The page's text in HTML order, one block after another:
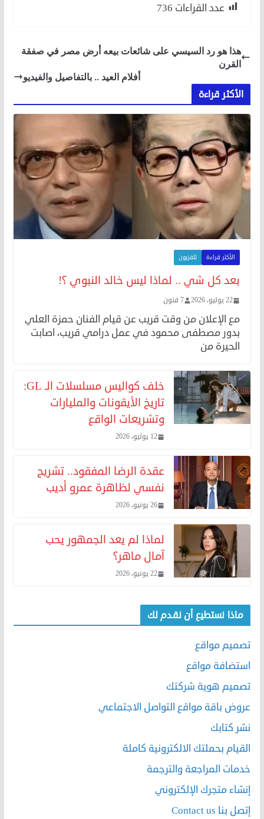
عدد القراءات 736
هذا هو رد السيسي على شائعات بيعه أرض مصر في صفقة
القرن
أفلام العيد .. بالتفاصيل والفيديو
الأكثر قراءة
الأكثر قراءة تلفزيون
بعد كل شي .. لماذا ليس خالد النبوي ؟!
22 يوليو، 2026 7 فنون
مع الإعلان من وقت قريب عن قيام الفنان حمزة العلي
بدور مصطفى محمود في عمل درامي قريب، اصابت
الحيرة من
خلف كواليس مسلسلات الـ GL:
تاريخ الأيقونات والمليارات
وتشريعات الواقع
12 يوليو، 2026
عقدة الرضا المفقود.. تشريح
نفسي لظاهرة عمرو أديب
26 يونيو، 2026
لماذا لم يعد الجمهور يحب
آمال ماهر؟
22 يونيو، 2026
ماذا نستطيع أن نقدم لك
تصميم مواقع
استضافة مواقع
تصميم هوية شركتك
عروض باقة مواقع التواصل الاجتماعي
نشر كتابك
القيام بحملتك الالكترونية كاملة
خدمات المراجعة والترجمة
إنشاء متجرك الإلكتروني
إتصل بنا Contact us